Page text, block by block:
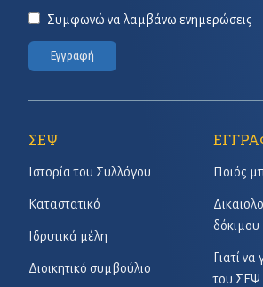
Συμφωνώ να λαμβάνω ενημερώσεις
Εγγραφή
ΣΕΨ
Ιστορία του Συλλόγου
Καταστατικό
Ιδρυτικά μέλη
Διοικητικό συμβούλιο
Ποιός
δόκιμου
Γιατί
του ΣΕΨ